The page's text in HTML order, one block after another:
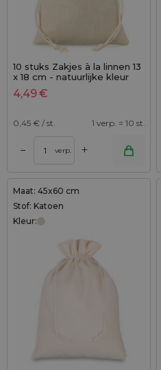
10 stuks Zakjes à la linnen 13
x 18 cm - natuurlijke kleur
4,49€
0,45 € / st. 1 verp. = 10 st.
– verp. +
Maat: 45x60 cm
Stof: Katoen
Kleur: